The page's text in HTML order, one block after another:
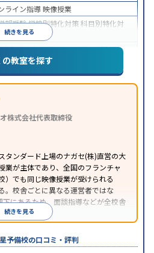
続きを見る
ライン指導映像授業
部受験学校別特化対策科目別特化対
金制度あり授業の振替可能学習に
トを利用1科目から受講可能
可
予備校のアンケート調査方法を参照
の教室を探す
株式会社代表取締役
タンダード上場のナガセ(株)直営の大
業が主体であり、全国のフランチャ
）でも同じ映像授業が受けられる
。校舎ごとに異なる運営者ではな
にあるため、面談指導などが全校舎
。
により指導方針や校舎のルールが異
みで判断するのではなく、担当者や
績などを確認すると良いだろう。
続きを見る
予備校の口コミ・評判